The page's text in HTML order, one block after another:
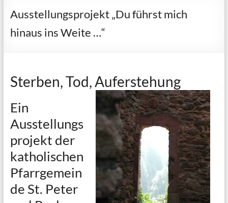
Ausstellungsprojekt „Du führst mich
hinaus ins Weite …“
Sterben, Tod, Auferstehung
Ein
Ausstellungs
projekt der
katholischen
Pfarrgemein
de St. Peter